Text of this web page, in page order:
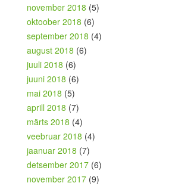
november 2018 (5)
oktoober 2018 (6)
september 2018 (4)
august 2018 (6)
juuli 2018 (6)
juuni 2018 (6)
mai 2018 (5)
aprill 2018 (7)
märts 2018 (4)
veebruar 2018 (4)
jaanuar 2018 (7)
detsember 2017 (6)
november 2017 (9)